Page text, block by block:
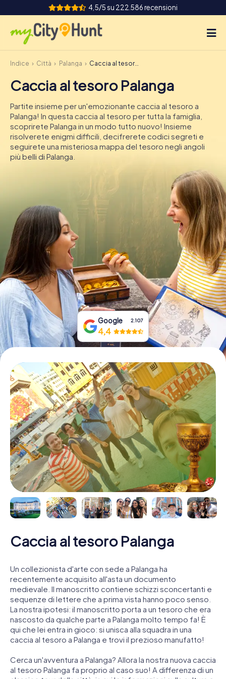
4,5/5 su 222.586 recensioni
Come funziona
Città
Tour
Team Building
Biglietti
DE
IE
IT
Prenota Biglietti
Acquista i Voucher
Indice Città Palanga Caccia al tesoro Palanga
Caccia al tesoro Palanga
Partite insieme per un'emozionante caccia al tesoro a
Palanga! In questa caccia al tesoro per tutta la famiglia,
scoprirete Palanga in un modo tutto nuovo! Insieme
risolverete enigmi difficili, decifrerete codici segreti e
seguirete una misteriosa mappa del tesoro negli angoli
più belli di Palanga.
Google 2.107
4,4
Caccia al tesoro Palanga
Un collezionista d'arte con sede a Palanga ha
recentemente acquisito all'asta un documento
medievale. Il manoscritto contiene schizzi sconcertanti e
sequenze di lettere che a prima vista hanno poco senso.
La nostra ipotesi: il manoscritto porta a un tesoro che era
nascosto da qualche parte a Palanga molto tempo fa! È
qui che lei entra in gioco: si unisca alla squadra in una
caccia al tesoro a Palanga e trovi il prezioso manufatto!
Cerca un'avventura a Palanga? Allora la nostra nuova caccia
al tesoro Palanga fa proprio al caso suo! A differenza di un